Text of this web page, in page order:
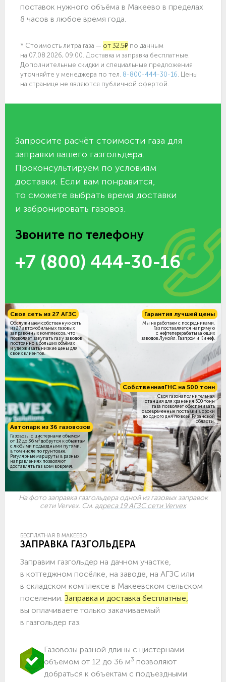
поставок нужного объёма в Макеево в пределах
8 часов в любое время года.
* Стоимость литра газа — от 32.5₽ по данным
на 07.08.2026, 09:00. Доставка и заправка бесплатные.
Дополнительные скидки и специальные предложения
уточняйте у менеджера по тел. 8-800-444-30-16 . Цены
на странице не являются публичной офертой.
Запросите расчёт стоимости газа для
заправки вашего газгольдера.
Проконсультируем по условиям
доставки. Если вам понравится,
то сможете выбрать время доставки
и забронировать газовоз.
Звоните по телефону
+7 (800) 444-30-16
СобственнаяГНС на 500 тонн
Своя газонаполнительная
станция для хранения 500 тонн
газа позволяет обеспечивать
своевременные поставки в сроки
до одного дня по всей Рязанской
области.
Своя сеть из 27 АГЗС
Обслуживаем собственную сеть
из 27 автомобильных газовых
заправочных комплексов, что
позволяет закупать газ у заводов
постоянно в больших объёмах
и удерживать низкие цены для
своих клиентов.
Гарантия лучшей цены
Мы не работаем с посредниками.
Газ поставляется напрямую
с нефтеперерабатывающих
заводов Лукойл, Газпром и Кинеф.
Автопарк из 36 газовозов
Газовозы с цистернами объемом
от 12 до 36 м3 добрутся к объектам
c любыми подъездными путями,
в том числе по грунтовке.
Регулярные маршруты в разных
направлениях позволяют
доставлять газ всем вовремя.
На фото заправка газгольдера одной из газовых заправок
сети Vervex. См. адреса 19 АГЗС сети Vervex
БЕСПЛАТНАЯ В МАКЕЕВО
ЗАПРАВКА ГАЗГОЛЬДЕРА
Заправим газгольдер на дачном участке,
в коттеджном посёлке, на заводе, на АГЗС или
в складском комплексе в Макеевском сельском
поселении. Заправка и доставка бесплатные,
вы оплачиваете только закачиваемый
в газгольдер газ.
Газовозы разной длины с цистернами
объемом от 12 до 36 м3 позволяют
добраться к объектам c подъездными